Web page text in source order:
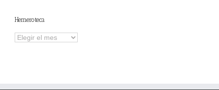
Hemeroteca
Hemeroteca